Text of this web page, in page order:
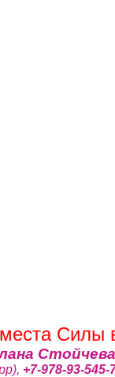
Силы
Стойчева
+7-978-93-545-